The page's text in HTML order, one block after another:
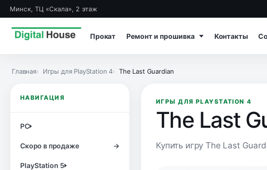
Минск, ТЦ «Скала», 2 этаж
Прокат Ремонт и прошивка Контакты
Главная Игры для PlayStation 4 The Last Guardian
НАВИГАЦИЯ
PC
Скоро в продаже →
PlayStation 5
ИГРЫ ДЛЯ PLAYSTATION 4
The Last
Купить игру The Last